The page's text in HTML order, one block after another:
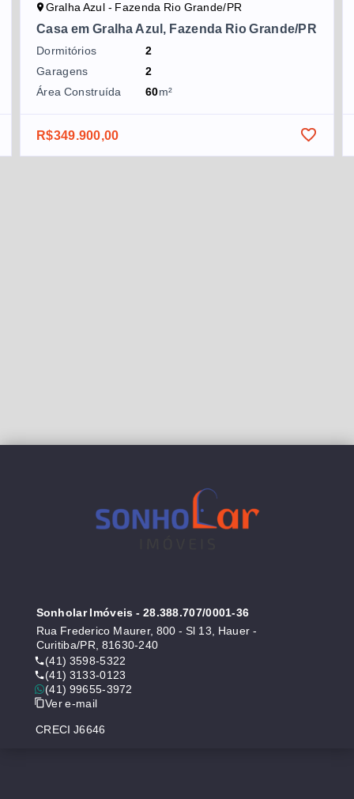
Gralha Azul - Fazenda Rio Grande/PR
Casa em Gralha Azul, Fazenda Rio Grande/PR
Dormitórios
2
Garagens
2
Área Construída
60m²
R$349.900,00
Sonholar Imóveis - 28.388.707/0001-36
Rua Frederico Maurer, 800 - Sl 13, Hauer -
Curitiba/PR, 81630-240
(41) 3598-5322
(41) 3133-0123
(41) 99655-3972
Ver e-mail
CRECI J6646